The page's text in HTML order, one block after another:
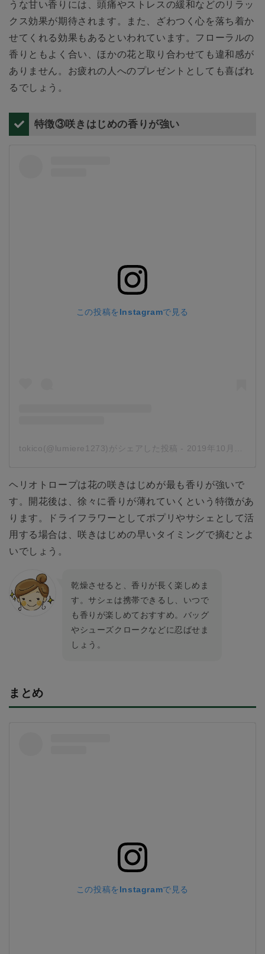
うな甘い香りには、頭痛やストレスの緩和などのリラッ
クス効果が期待されます。また、ざわつく心を落ち着か
せてくれる効果もあるといわれています。フローラルの
香りともよく合い、ほかの花と取り合わせても違和感が
ありません。お疲れの人へのプレゼントとしても喜ばれ
るでしょう。
特徴③咲きはじめの香りが強い
この投稿をInstagramで見る
tokico(@lumiere1273)がシェアした投稿 - 2019年10月月3日午後10時55分PDT
ヘリオトロープは花の咲きはじめが最も香りが強いで
す。開花後は、徐々に香りが薄れていくという特徴があ
ります。ドライフラワーとしてポプリやサシェとして活
用する場合は、咲きはじめの早いタイミングで摘むとよ
いでしょう。
乾燥させると、香りが長く楽しめま
す。サシェは携帯できるし、いつで
も香りが楽しめておすすめ。バッグ
やシューズクロークなどに忍ばせま
しょう。
まとめ
この投稿をInstagramで見る